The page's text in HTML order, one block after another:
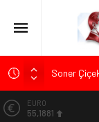
Soner
Edremit’te
ALTIN
6.660,55